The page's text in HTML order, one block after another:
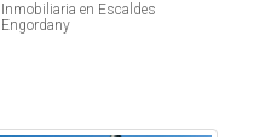
Inmobiliaria en Escaldes
Engordany